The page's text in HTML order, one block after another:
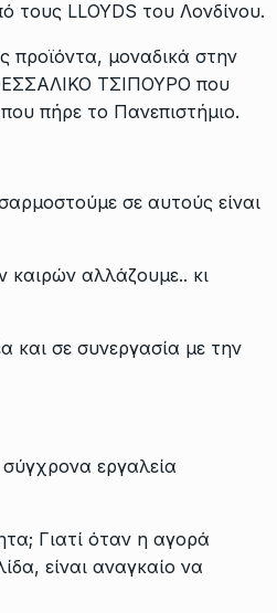
τους LLOYDS του Λονδίνου.
προϊόντα, μοναδικά στην
ΤΣΙΠΟΥΡΟ που
πήρε το Πανεπιστήμιο.
σε αυτούς είναι
καιρών αλλάζουμε.. κι
και σε συνεργασία με την
εργαλεία
Γιατί όταν η αγορά
είναι αναγκαίο να